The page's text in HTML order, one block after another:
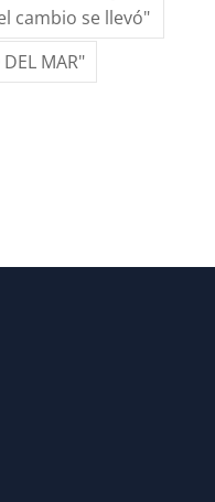
cambio se llevó"
MAR"